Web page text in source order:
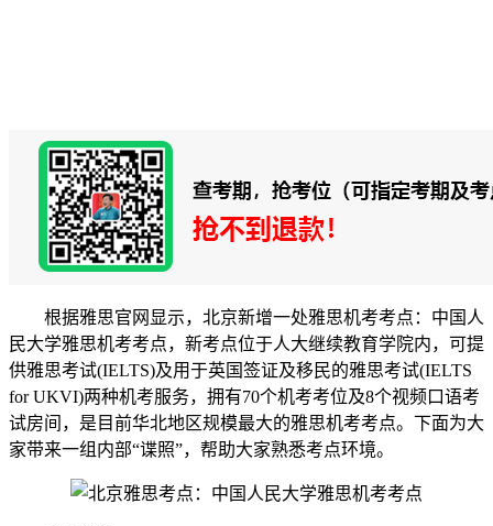
根据雅思官网显示，北京新增一处雅思机考考点：中国人
民大学雅思机考考点，新考点位于人大继续教育学院内，可提
供雅思考试(IELTS)及用于英国签证及移民的雅思考试(IELTS
for UKVI)两种机考服务，拥有70个机考考位及8个视频口语考
试房间，是目前华北地区规模最大的雅思机考考点。下面为大
家带来一组内部“谍照”，帮助大家熟悉考点环境。